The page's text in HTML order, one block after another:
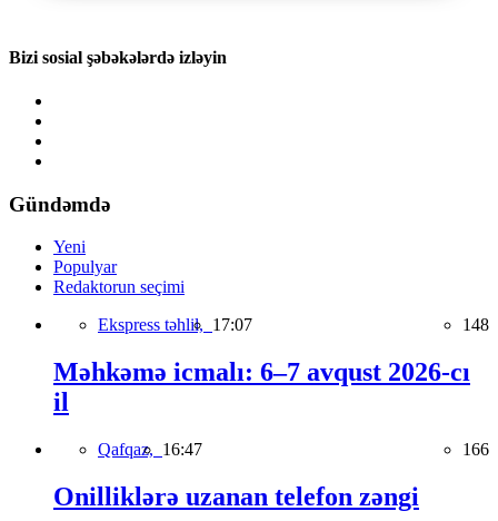
Bizi sosial şəbəkələrdə izləyin
Gündəmdə
Yeni
Populyar
Redaktorun seçimi
Ekspress təhlil, 17:07 148
Məhkəmə icmalı: 6–7 avqust 2026-cı
il
Qafqaz, 16:47 166
Onilliklərə uzanan telefon zəngi